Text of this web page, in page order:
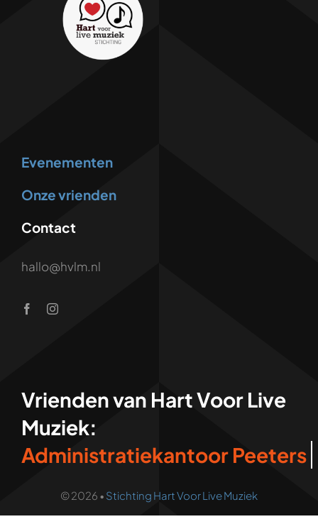
Evenementen
Onze vrienden
Contact
hallo@hvlm.nl
Vrienden van Hart Voor Live
Muziek:
© 2026 •Stichting Hart Voor Live Muziek